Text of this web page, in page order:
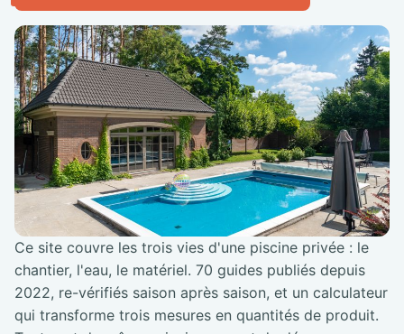
Ce site couvre les trois vies d'une piscine privée : le
chantier, l'eau, le matériel. 70 guides publiés depuis
2022, re-vérifiés saison après saison, et un calculateur
qui transforme trois mesures en quantités de produit.